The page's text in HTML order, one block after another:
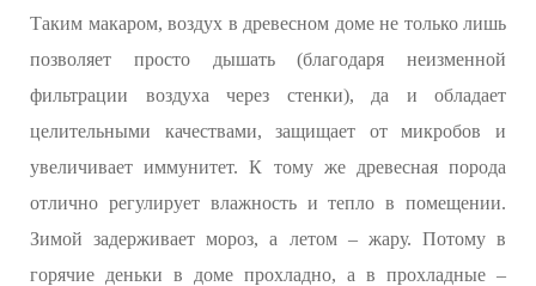
Таким макаром, воздух в древесном доме не только лишь
позволяет просто дышать (благодаря неизменной
фильтрации воздуха через стенки), да и обладает
целительными качествами, защищает от микробов и
увеличивает иммунитет. К тому же древесная порода
отлично регулирует влажность и тепло в помещении.
Зимой задерживает мороз, а летом – жару. Потому в
горячие деньки в доме прохладно, а в прохладные –